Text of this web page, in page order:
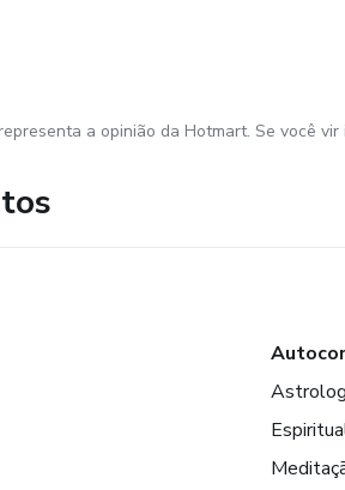
a opinião da Hotmart. Se você vir